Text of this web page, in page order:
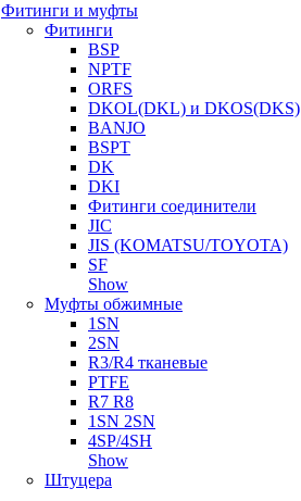
Фитинги и муфты
Фитинги
BSP
NPTF
ORFS
DKOL(DKL) и DKOS(DKS)
BANJO
BSPT
DK
DKI
Фитинги соединители
JIC
JIS (KOMATSU/TOYOTA)
SF
Show
Муфты обжимные
1SN
2SN
R3/R4 тканевые
PTFE
R7 R8
1SN 2SN
4SP/4SH
Show
Штуцера